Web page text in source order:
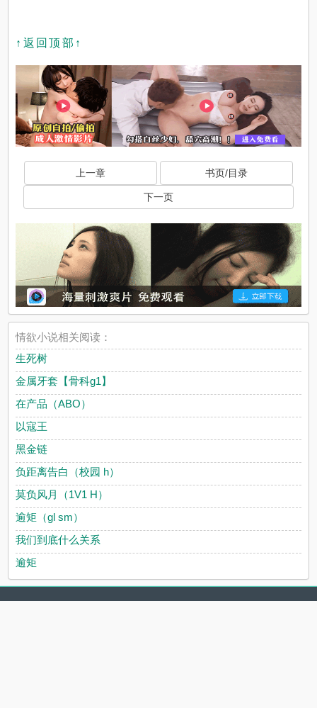
↑返回顶部↑
上一章 书页/目录
下一页
情欲小说相关阅读：
生死树
金属牙套【骨科g1】
在产品（ABO）
以寇王
黑金链
负距离告白（校园 h）
莫负风月（1V1 H）
逾矩（gl sm）
我们到底什么关系
逾矩